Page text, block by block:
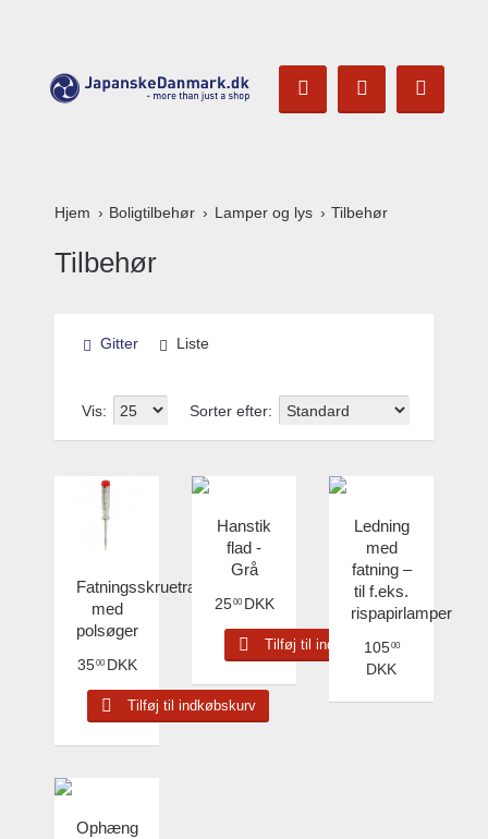
Hjem Boligtilbehør Lamper og lys Tilbehør
Tilbehør
Gitter Liste
Vis: Sorter efter:
Fatningsskruetrækker
med
polsøger
3500 DKK
Tilføj til indkøbskurv
Hanstik
flad -
Grå
2500 DKK
Tilføj til indkøbskurv
Ledning
med
fatning –
til f.eks.
rispapirlamper
10500
DKK
Ophæng